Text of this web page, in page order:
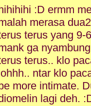
hihihihi :D ermm
merasa
terus yang 9-
ga
terus.. klo
lohhh.. ntar klo
be more intimate.
lagi deh.